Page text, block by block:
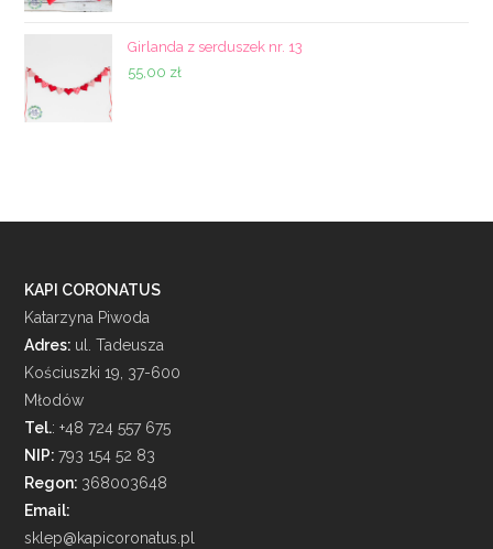
Girlanda z serduszek nr. 13
55,00 zł
KAPI CORONATUS
Katarzyna Piwoda
Adres: ul. Tadeusza
Kościuszki 19, 37-600
Młodów
Tel.: +48 724 557 675
NIP:793 154 52 83
Regon: 368003648
Email:
sklep@kapicoronatus.pl